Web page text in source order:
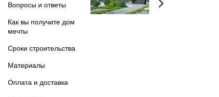
Вопросы и ответы
Как вы получите дом
мечты
Сроки строительства
Материалы
Оплата и доставка